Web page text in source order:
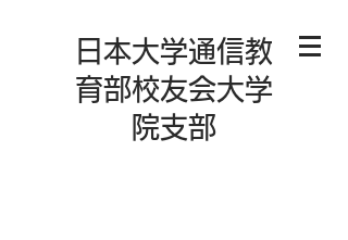
日本大学通信教
育部校友会大学
院支部